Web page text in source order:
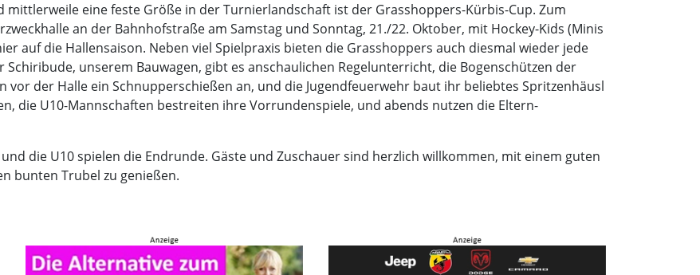
mittlerweile eine feste Größe in der Turnierlandschaft ist der Grasshoppers-Kürbis-Cup. Zum
an der Bahnhofstraße am Samstag und Sonntag, 21./22. Oktober, mit Hockey-Kids (Minis
auf die Hallensaison. Neben viel Spielpraxis bieten die Grasshoppers auch diesmal wieder jede
Schiribude, unserem Bauwagen, gibt es anschaulichen Regelunterricht, die Bogenschützen der
der Halle ein Schnupperschießen an, und die Jugendfeuerwehr baut ihr beliebtes Spritzenhäusl
die U10-Mannschaften bestreiten ihre Vorrundenspiele, und abends nutzen die Eltern-
die U10 spielen die Endrunde. Gäste und Zuschauer sind herzlich willkommen, mit einem guten
bunten Trubel zu genießen.